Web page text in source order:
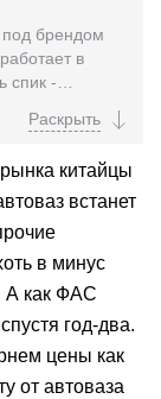
под брендом
в
спик -
китайцы
встанет
в минус
А как ФАС
год-два.
цены как
от автоваза